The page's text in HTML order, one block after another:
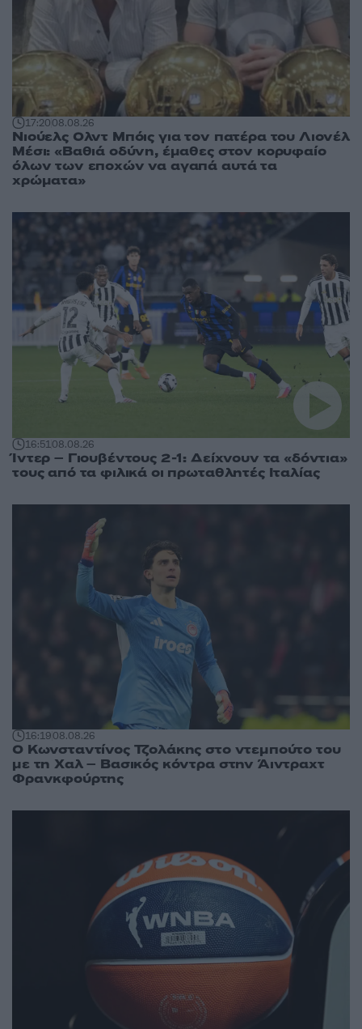
17:2008.08.26
Νιούελς Ολντ Μπόις για τον πατέρα του Λιονέλ
Μέσι: «Βαθιά οδύνη, έμαθες στον κορυφαίο
όλων των εποχών να αγαπά αυτά τα
χρώματα»
16:5108.08.26
Ίντερ – Γιουβέντους 2-1: Δείχνουν τα «δόντια»
τους από τα φιλικά οι πρωταθλητές Ιταλίας
16:1908.08.26
Ο Κωνσταντίνος Τζολάκης στο ντεμπούτο του
με τη Χαλ – Βασικός κόντρα στην Άιντραχτ
Φρανκφούρτης